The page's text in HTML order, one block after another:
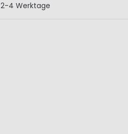
2-4 Werktage